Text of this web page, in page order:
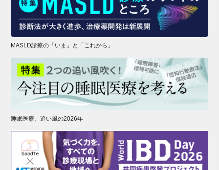
MASLD診療の「いま」と「これから」
睡眠医療、追い風の2026年